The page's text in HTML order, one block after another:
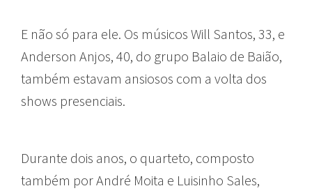
E não só para ele. Os músicos Will Santos, 33, e
Anderson Anjos, 40, do grupo Balaio de Baião,
também estavam ansiosos com a volta dos
shows presenciais.
Durante dois anos, o quarteto, composto
também por André Moita e Luisinho Sales,